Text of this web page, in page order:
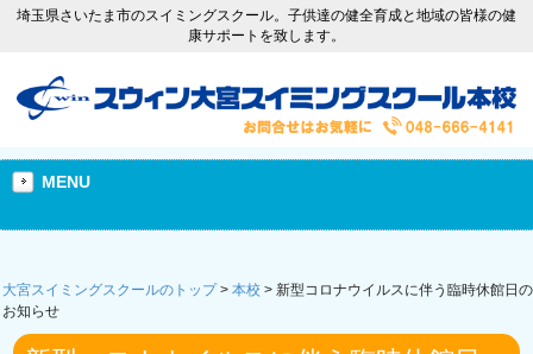
埼玉県さいたま市のスイミングスクール。子供達の健全育成と地域の皆様の健
康サポートを致します。
MENU
大宮スイミングスクールのトップ> 本校 > 新型コロナウイルスに伴う臨時休館日の
お知らせ